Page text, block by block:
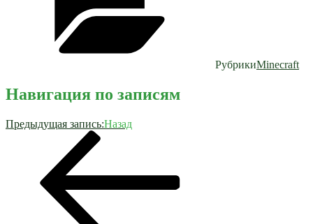
РубрикиMinecraft
Навигация по записям
Предыдущая запись:Назад